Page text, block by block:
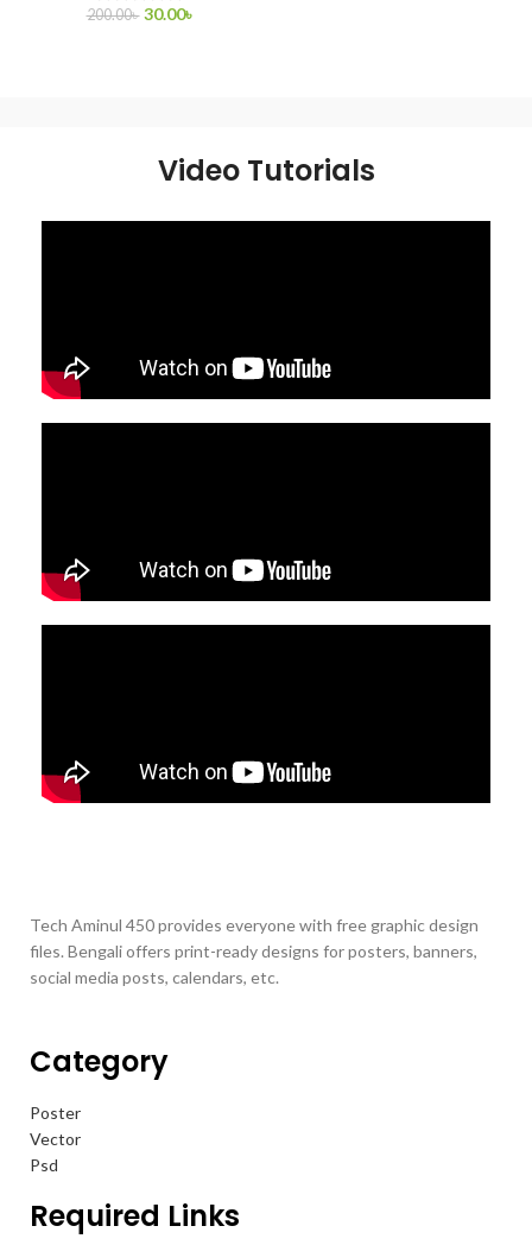
200.00৳ 30.00৳
Video Tutorials
Tech Aminul 450 provides everyone with free graphic design
files. Bengali offers print-ready designs for posters, banners,
social media posts, calendars, etc.
Category
Poster
Vector
Psd
Required Links